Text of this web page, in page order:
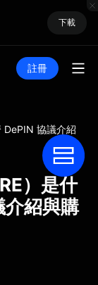
下載
註冊
DePIN 協議介紹
）是什
介紹與購